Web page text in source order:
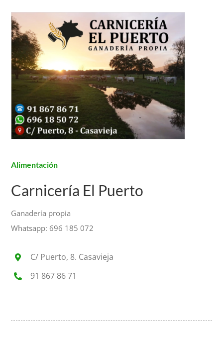
Alimentación
Carnicería El Puerto
Ganadería propia
Whatsapp: 696 185 072
C/ Puerto, 8. Casavieja
91 867 86 71